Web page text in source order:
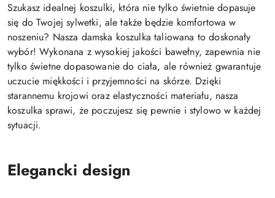
Szukasz idealnej koszulki, która nie tylko świetnie dopasuje
się do Twojej sylwetki, ale także będzie komfortowa w
noszeniu? Nasza damska koszulka taliowana to doskonały
wybór! Wykonana z wysokiej jakości bawełny, zapewnia nie
tylko świetne dopasowanie do ciała, ale również gwarantuje
uczucie miękkości i przyjemności na skórze. Dzięki
starannemu krojowi oraz elastyczności materiału, nasza
koszulka sprawi, że poczujesz się pewnie i stylowo w każdej
sytuacji.
Elegancki design